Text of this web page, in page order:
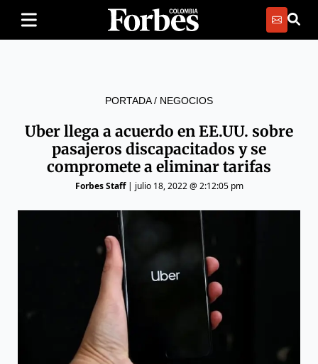
PORTADA/ NEGOCIOS
Uber llega a acuerdo en EE.UU. sobre
pasajeros discapacitados y se
compromete a eliminar tarifas
Forbes Staff| julio 18, 2022 @ 2:12:05 pm